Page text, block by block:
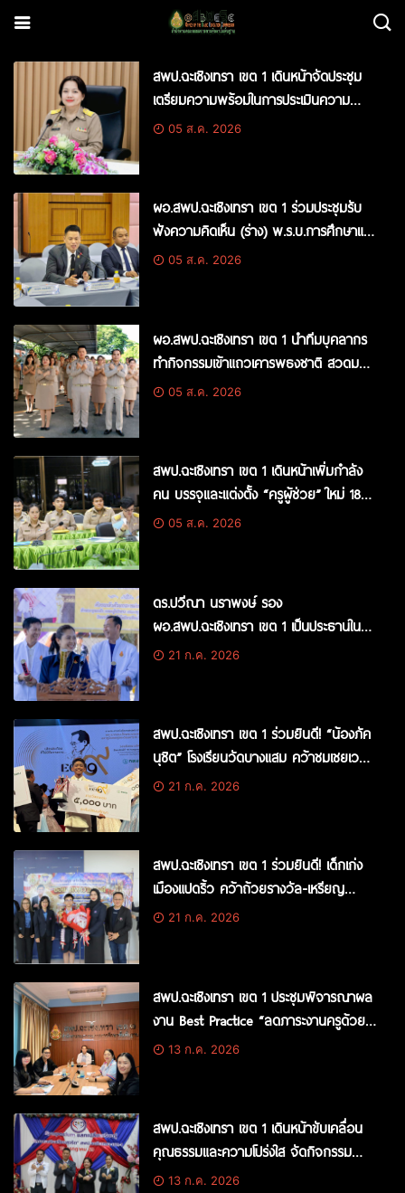
สพป.ฉะเชิงเทรา เขต 1 เดินหน้าจัดประชุม
เตรียมความพร้อมในการประเมินความ
โปร่งใส มุ่งยกระดับการบริหารงานตามหลัก
05 ส.ค. 2026
ผอ.สพป.ฉะเชิงเทรา เขต 1 ร่วมประชุมรับ
ฟังความคิดเห็น (ร่าง) พ.ร.บ.การศึกษาแห่ง
ชาติ ฉบับใหม่ ร่วมกับองค์กรวิชาการระดับ
05 ส.ค. 2026
ผอ.สพป.ฉะเชิงเทรา เขต 1 นำทีมบุคลากร
ทำกิจกรรมเข้าแถวเคารพธงชาติ สวดมนต์
และประกาศเจตนารมณ์ “เขตพื้นที่สุจริต”
05 ส.ค. 2026
สพป.ฉะเชิงเทรา เขต 1 เดินหน้าเพิ่มกำลัง
คน บรรจุและแต่งตั้ง “ครูผู้ช่วย” ใหม่ 18
อัตรา เสริมทัพพัฒนาการศึกษา
05 ส.ค. 2026
ดร.ปวีณา นราพงษ์ รอง
ผอ.สพป.ฉะเชิงเทรา เขต 1 เป็นประธานใน
พิธีเปิดการแข่งขันกีฬา ASEAN YOUTH
21 ก.ค. 2026
สพป.ฉะเชิงเทรา เขต 1 ร่วมยินดี! “น้องภัค
นุชิต” โรงเรียนวัดบางแสม คว้าชมเชยเวที
ขับร้องเพลงพระราชนิพนธ์ระดับประเทศ
21 ก.ค. 2026
สพป.ฉะเชิงเทรา เขต 1 ร่วมยินดี! เด็กเก่ง
เมืองแปดริ้ว คว้าถ้วยรางวัล-เหรียญ
ทองแดง แข่งขันคณิตศาสตร์โลกระดับ
21 ก.ค. 2026
สพป.ฉะเชิงเทรา เขต 1 ประชุมพิจารณาผล
งาน Best Practice “ลดภาระงานครูด้วย
นวัตกรรมและดิจิทัล”
13 ก.ค. 2026
สพป.ฉะเชิงเทรา เขต 1 เดินหน้าขับเคลื่อน
คุณธรรมและความโปร่งใส จัดกิจกรรม
Symposium แลกเปลี่ยนเรียนรู้โครงการ
13 ก.ค. 2026